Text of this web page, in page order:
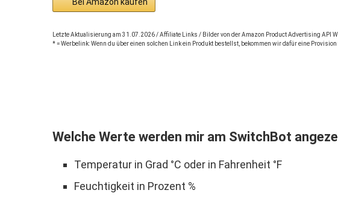
Letzte Aktualisierung am 31.07.2026 / Affiliate Links / Bilder von der Amazon Product Advertising API
* = Werbelink: Wenn du über einen solchen Link ein Produkt bestellst, bekommen wir dafür eine
Welche Werte werden mir am SwitchBot
Temperatur in Grad °C oder in Fahrenheit °F
Feuchtigkeit in Prozent %